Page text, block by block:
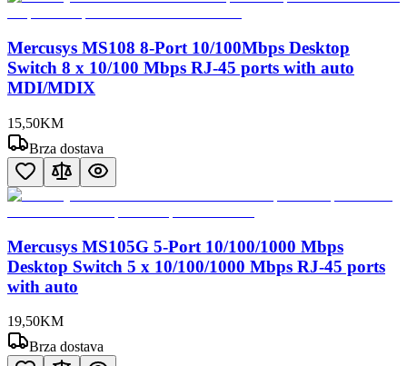
Mercusys MS108 8-Port 10/100Mbps Desktop
Switch 8 x 10/100 Mbps RJ-45 ports with auto
MDI/MDIX
15,50KM
Brza dostava
Mercusys MS105G 5-Port 10/100/1000 Mbps
Desktop Switch 5 x 10/100/1000 Mbps RJ-45 ports
with auto
19,50KM
Brza dostava